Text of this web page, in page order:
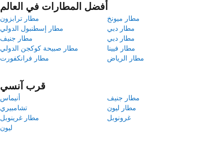
أفضل المطارات في العالم
مطار ترابزون
مطار ميونخ
مطار إسطنبول الدولي
مطار دبي
مطار جنيف
مطار دبي
مطار صبيحة كوكجن الدولي
مطار فيينا
مطار فرانكفورت
مطار الرياض
قرب آنسي
أنيماس
مطار جنيف
تشامبيري
مطار ليون
مطار غرينوبل
غرونوبل
ليون